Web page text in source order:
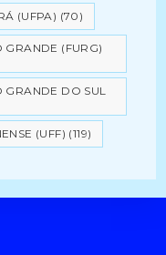
(UFPA) (70)
GRANDE (FURG)
GRANDE DO SUL
(UFF) (119)